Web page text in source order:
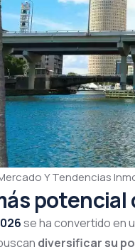
Y Tendencias
potencial
se ha convertido en
diversificar su